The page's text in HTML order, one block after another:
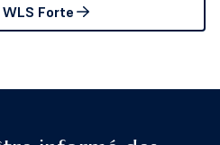
Forte